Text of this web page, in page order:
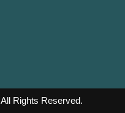
All Rights Reserved.